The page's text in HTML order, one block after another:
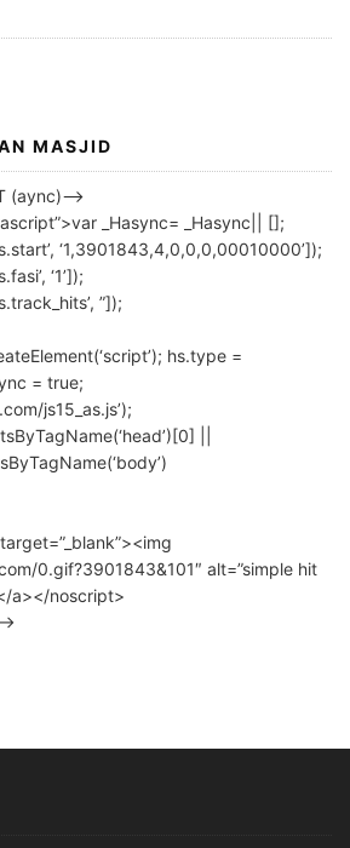
MASJID
(aync)–>
_Hasync= _Hasync|| [];
‘1,3901843,4,0,0,0,00010000’]);
‘1’]);
”]);
hs.type =
= true;
js15_as.js’);
||
0.gif?3901843&101″ alt=”simple hit
a></noscript>